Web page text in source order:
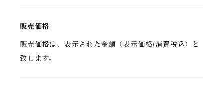
販売価格
販売価格は、表示された金額（表示価格/消費税込）と
致します。